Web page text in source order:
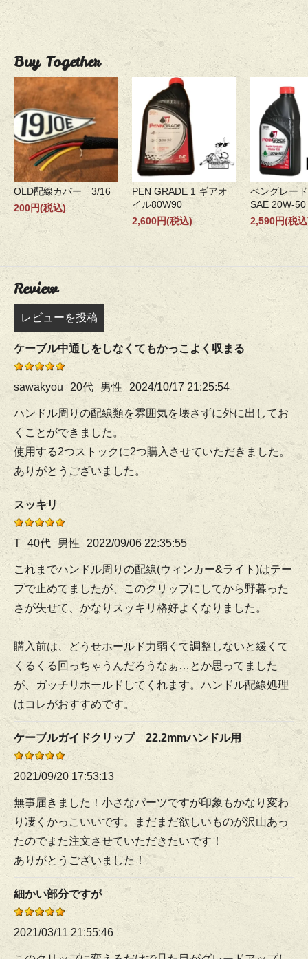
Buy Together
OLD配線カバー 3/16
200円(税込)
PEN GRADE 1 ギアオ
イル80W90
2,600円(税込)
ペングレー
SAE 20W-50
2,590円(税
Review
レビューを投稿
ケーブル中通しをしなくてもかっこよく収まる
sawakyou 20代 男性 2024/10/17 21:25:54
ハンドル周りの配線類を雰囲気を壊さずに外に出してお
くことができました。
使用する2つストックに2つ購入させていただきました。
ありがとうございました。
スッキリ
T 40代 男性 2022/09/06 22:35:55
これまでハンドル周りの配線(ウィンカー&ライト)はテー
プで止めてましたが、このクリップにしてから野暮った
さが失せて、かなりスッキリ格好よくなりました。
購入前は、どうせホールド力弱くて調整しないと緩くて
くるくる回っちゃうんだろうなぁ…とか思ってました
が、ガッチリホールドしてくれます。ハンドル配線処理
はコレがおすすめです。
ケーブルガイドクリップ 22.2mmハンドル用
2021/09/20 17:53:13
無事届きました！小さなパーツですが印象もかなり変わ
り凄くかっこいいです。まだまだ欲しいものが沢山あっ
たのでまた注文させていただきたいです！
ありがとうございました！
細かい部分ですが
2021/03/11 21:55:46